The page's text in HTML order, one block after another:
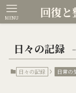
回復
MENU
日々の記録
日々の記録 日常の